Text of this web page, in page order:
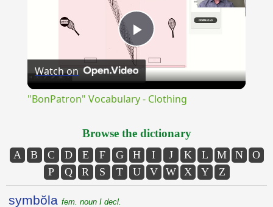
Play
Video
Watch on
"BonPatron" Vocabulary - Clothing
Browse the dictionary
A B C D E F G H I J K L M N
O
P
Q R S T U V W X Y Z
symbŏla fem. noun I decl.